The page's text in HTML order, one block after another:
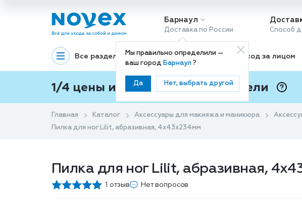
Барнаул
Доставка по России
Мы правильно определили —
ваш город Барнаул?
Да Нет, выбрать другой
Способ
Все разделы Декоративная косметика Уход за лицом
1/4 цены и покупки ваши с Подели
Главная Каталог Аксессуары для макияжа и маникюра
Пилка для ног Lilit, абразивная, 4x43x234мм
Пилка для ног Lilit, абразивная,
1 отзыв Нет вопросов